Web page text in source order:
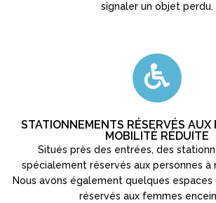
signaler un objet perdu.
STATIONNEMENTS RÉSERVÉS AUX
MOBILITÉ RÉDUITE
Situés près des entrées, des
spécialement réservés aux personnes
Nous avons également quelques
réservés aux femmes